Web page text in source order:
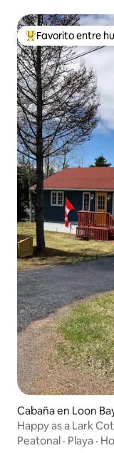
Favorito entre
Favorito entre
Cabaña en Loon
Happy as a Lark
Peatonal · Playa ·